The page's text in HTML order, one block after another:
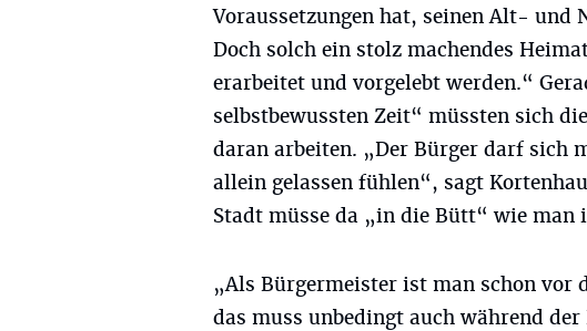
Voraussetzungen hat, seinen Alt- und
Doch solch ein stolz machendes
erarbeitet und vorgelebt werden.“
selbstbewussten Zeit“ müssten sich
daran arbeiten. „Der Bürger darf sich
allein gelassen fühlen“, sagt
Stadt müsse da „in die Bütt“ wie man
„Als Bürgermeister ist man schon vor
das muss unbedingt auch während